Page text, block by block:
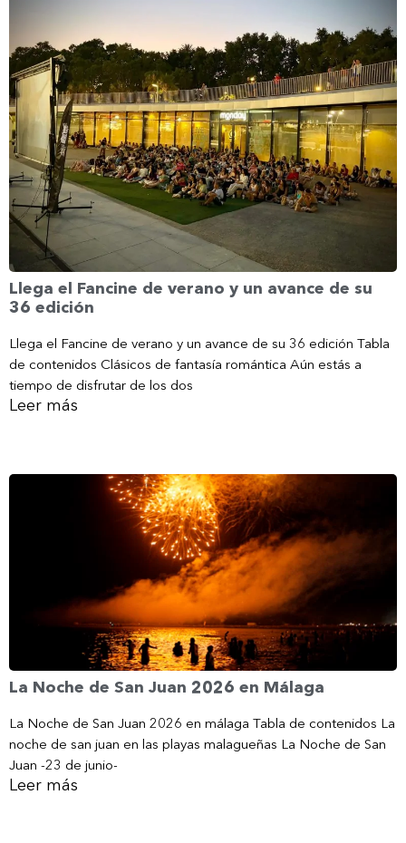
Llega el Fancine de verano y un avance de su
36 edición
Llega el Fancine de verano y un avance de su 36 edición Tabla
de contenidos Clásicos de fantasía romántica Aún estás a
tiempo de disfrutar de los dos
Leer más
La Noche de San Juan 2026 en Málaga
La Noche de San Juan 2026 en málaga Tabla de contenidos La
noche de san juan en las playas malagueñas La Noche de San
Juan -23 de junio-
Leer más